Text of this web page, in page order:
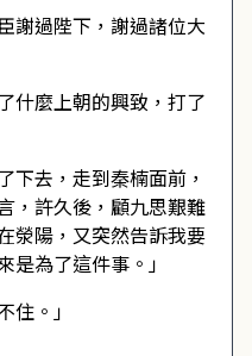
謝過陛下，謝過諸位大
什麼上朝的興致，打了
下去，走到秦楠面前，
，許久後，顧九思艱難
滎陽，又突然告訴我要
是為了這件事。」
。」